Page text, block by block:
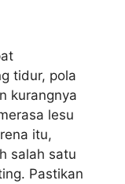
tidur, pola
kurangnya
lesu
itu,
salah satu
Pastikan